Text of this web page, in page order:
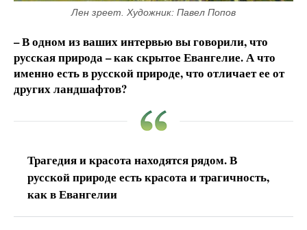
Лен зреет. Художник: Павел Попов
– В одном из ваших интервью вы говорили, что
русская природа – как скрытое Евангелие. А что
именно есть в русской природе, что отличает ее от
других ландшафтов?
Трагедия и красота находятся рядом. В
русской природе есть красота и трагичность,
как в Евангелии